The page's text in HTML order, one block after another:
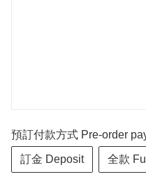
預訂付款方式 Pre-order
訂金 Deposit 全款